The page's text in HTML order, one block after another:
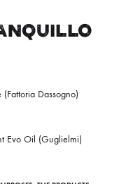
Dassogno)
Evo Oil (Guglielmi)